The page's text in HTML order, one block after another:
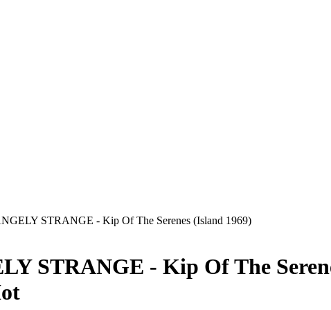
STRANGE - Kip Of The Serenes (Island 1969)
STRANGE - Kip Of The